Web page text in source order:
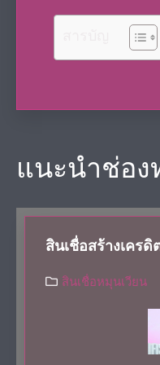
แนะนำช่อง
สินเชื่อสร้างเคร
สินเชื่อหมุนเวียน